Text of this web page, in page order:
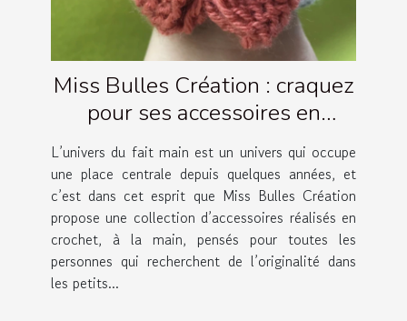
Miss Bulles Création : craquez
pour ses accessoires en
crochet artisanaux !
L’univers du fait main est un univers qui occupe
une place centrale depuis quelques années, et
c’est dans cet esprit que Miss Bulles Création
propose une collection d’accessoires réalisés en
crochet, à la main, pensés pour toutes les
personnes qui recherchent de l’originalité dans
les petits...